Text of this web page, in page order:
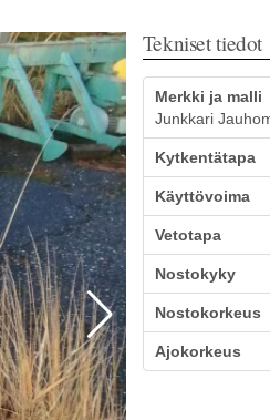
Tekniset tiedot
Merkki ja malli
Junkkari
Kytkentätapa
Käyttövoima
Vetotapa
Nostokyky
Nostokorkeus
Ajokorkeus